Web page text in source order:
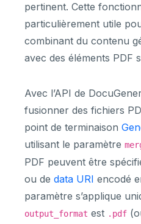
pertinent. Cette
particulièrement utile
combinant du contenu
avec des éléments PDF
Avec l’API de
fusionner des fichiers
point de terminaison
utilisant le paramètre
PDF peuvent être
ou de data URI encodé
paramètre s’applique
output_format est .pdf